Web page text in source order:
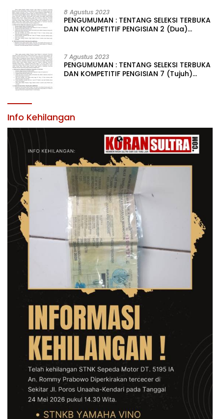
LINGKUNGAN PEMERINTAH DAERAH KABUPATEN KONAWE
8 Agustus 2023
PENGUMUMAN : TENTANG SELEKSI TERBUKA
DAN KOMPETITIF PENGISIAN 2 (Dua)
KABUPATEN KONAWE
7 Agustus 2023
PENGUMUMAN : TENTANG SELEKSI TERBUKA
DAN KOMPETITIF PENGISIAN 7 (Tujuh)
Info Kehilangan